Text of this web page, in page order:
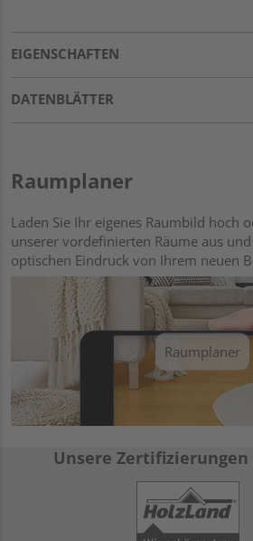
EIGENSCHAFTEN
DATENBLÄTTER
Raumplaner
Laden Sie Ihr eigenes Raumbild hoch
unserer vordefinierten Räume aus
optischen Eindruck von Ihrem neuen
Raumplaner
Unsere